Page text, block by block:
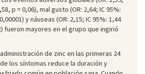
p = 0,06), mal gusto (OR: 2,64; IC 95%:
y náuseas (OR: 2,15; IC 95%: 1,44
fueron mayores en el grupo que ingirió
de zinc en las primeras 24
los síntomas reduce la duración y